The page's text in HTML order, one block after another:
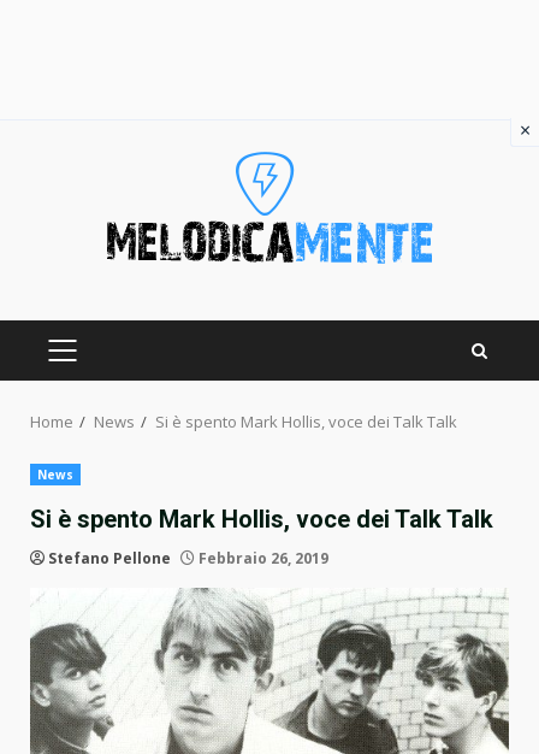
PRIMARY
Home News Si è spento Mark Hollis, voce dei Talk Talk
News
Si è spento Mark Hollis, voce dei Talk Talk
Stefano Pellone Febbraio 26, 2019
×